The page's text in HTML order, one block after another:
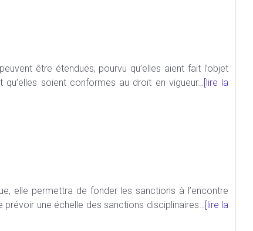
être étendues, pourvu qu’elles aient fait l’objet
soient conformes au droit en vigueur…[lire la
elle permettra de fonder les sanctions à l’encontre
prévoir une échelle des sanctions disciplinaires…[lire la